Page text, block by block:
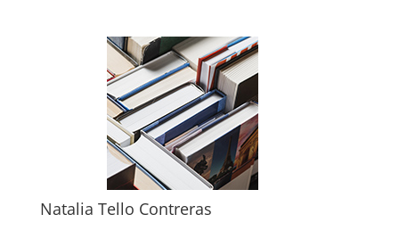
Natalia Tello Contreras